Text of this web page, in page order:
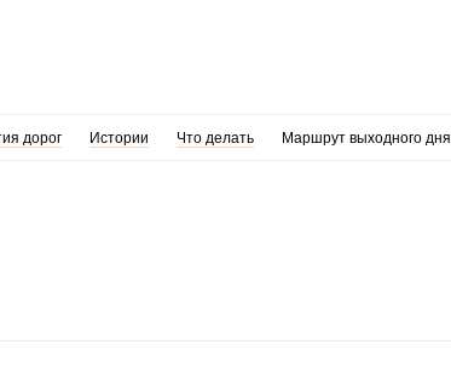
дорог Истории Что делать Маршрут выходного дня